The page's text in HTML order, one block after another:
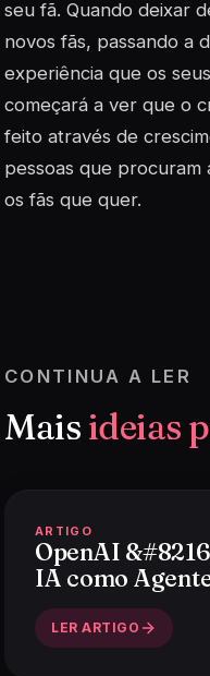
seu fã. Quando deixar
novos fãs, passando a
experiência que os
começará a ver que o
feito através de
pessoas que procuram
os fãs que quer.
CONTINUA A LER
Mais ideias
ARTIGO
OpenAI
IA como
LER ARTIGO